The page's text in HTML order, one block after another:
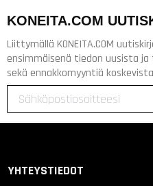
KONEITA.COM
Liittymällä KONEITA.COM
ensimmäisenä tiedon uusista
sekä ennakkomyyntiä
YHTEYSTIEDOT